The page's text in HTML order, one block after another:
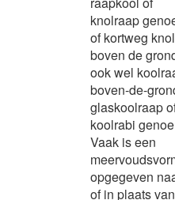
knolraap
of kortweg
boven de
ook wel
boven-de-
glaskoolraap
koolrabi
Vaak is een
opgegeven
of in plaats